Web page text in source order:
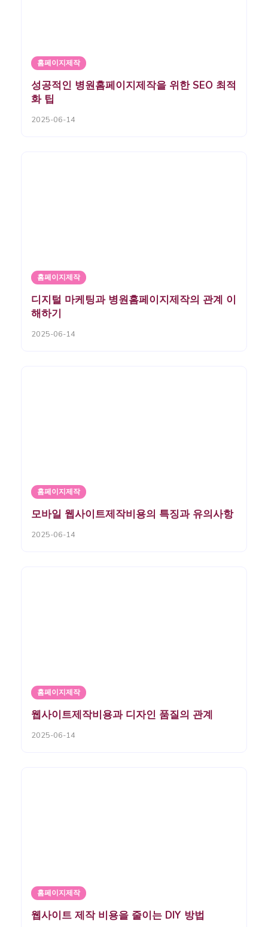
홈페이지제작
성공적인 병원홈페이지제작을 위한 SEO 최적
화 팁
2025-06-14
홈페이지제작
디지털 마케팅과 병원홈페이지제작의 관계 이
해하기
2025-06-14
홈페이지제작
모바일 웹사이트제작비용의 특징과 유의사항
2025-06-14
홈페이지제작
웹사이트제작비용과 디자인 품질의 관계
2025-06-14
홈페이지제작
웹사이트 제작 비용을 줄이는 DIY 방법